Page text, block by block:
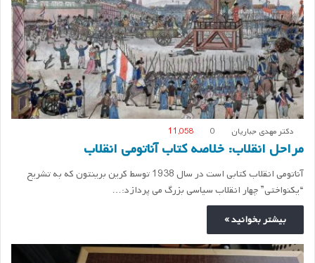
دکتر مهدی جباریان 0
11,058
مراحل انقلاب: خلاصه کتاب آناتومی انقلاب
آناتومی انقلاب کتابی است در سال 1938 توسط کرین برینتون که به تشریح
“یکنواختی” چهار انقلاب سیاسی بزرگ می پردازد:…
بیشتر بخوانید »